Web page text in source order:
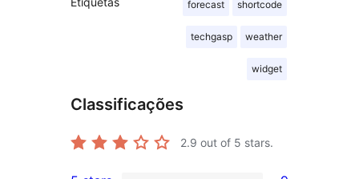
forecast shortcode
techgasp weather
widget
Classificações
2.9 out of 5 stars.